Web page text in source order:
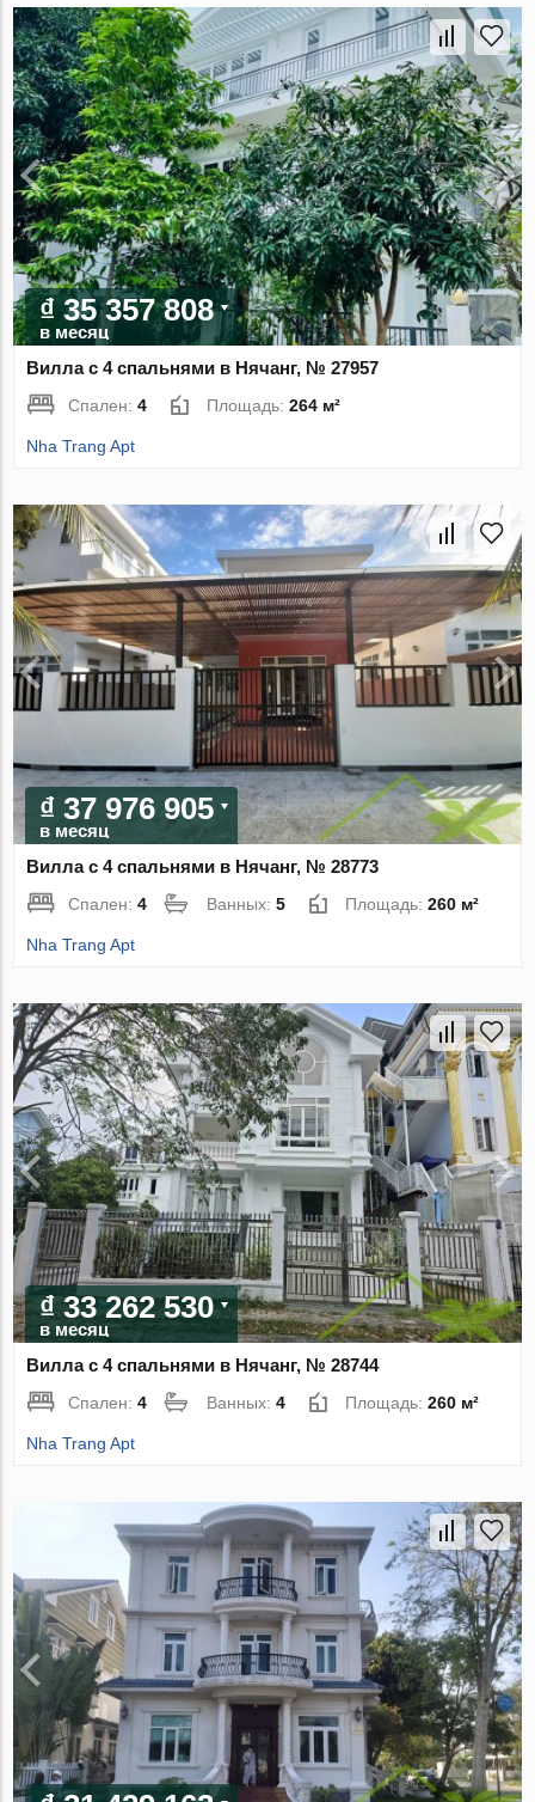
₫ 35 357 808
в месяц
Вилла с 4 спальнями в Нячанг, № 27957
Спален:4 Площадь:264 м²
Nha Trang Apt
₫ 37 976 905
в месяц
Вилла с 4 спальнями в Нячанг, № 28773
Спален:4 Ванных:5 Площадь:260 м²
Nha Trang Apt
₫ 33 262 530
в месяц
Вилла с 4 спальнями в Нячанг, № 28744
Спален:4 Ванных:4 Площадь:260 м²
Nha Trang Apt